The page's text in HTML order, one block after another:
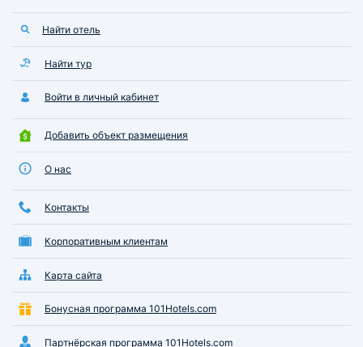
Найти отель
Найти тур
Войти в личный кабинет
Добавить объект размещения
О нас
Контакты
Корпоративным клиентам
Карта сайта
Бонусная программа 101Hotels.com
Партнёрская программа 101Hotels.com